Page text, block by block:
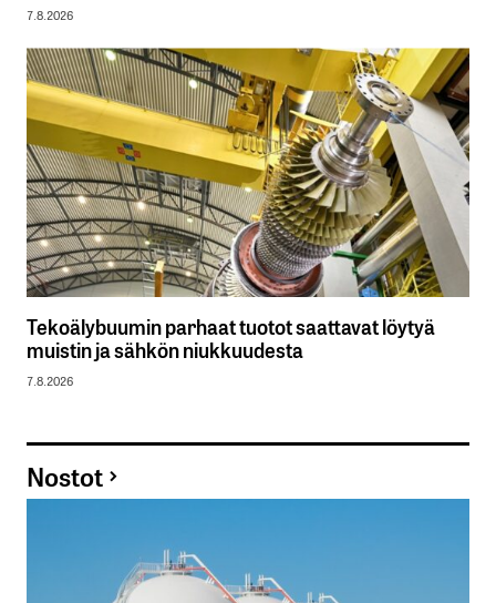
7.8.2026
Tekoälybuumin parhaat tuotot saattavat löytyä
muistin ja sähkön niukkuudesta
7.8.2026
Nostot